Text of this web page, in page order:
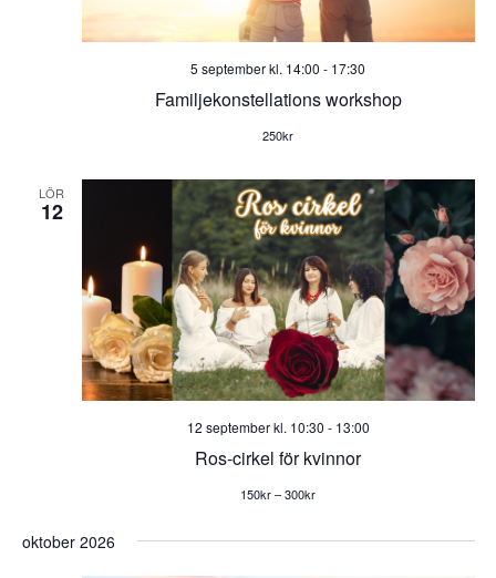
5 september kl. 14:00 - 17:30
Familjekonstellations workshop
250kr
LÖR
12
12 september kl. 10:30 - 13:00
Ros-cirkel för kvinnor
150kr – 300kr
oktober 2026